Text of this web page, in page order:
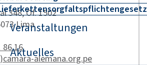
Veranstaltungen
Aktuelles
348, Of. 1502
Lima
86 16
alemana.org.pe